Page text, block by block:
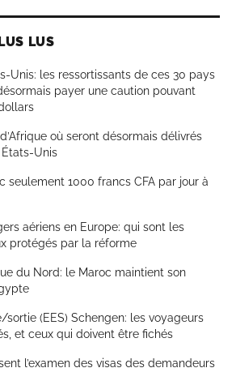
LUS
Unis: les ressortissants de ces 30 pays
payer une caution pouvant
où seront désormais délivrés
États-Unis
seulement 1000 francs CFA par jour à
aériens en Europe: qui sont les
protégés par la réforme
du Nord: le Maroc maintient son
sortie (EES) Schengen: les voyageurs
et ceux qui doivent être fichés
l’examen des visas des demandeurs